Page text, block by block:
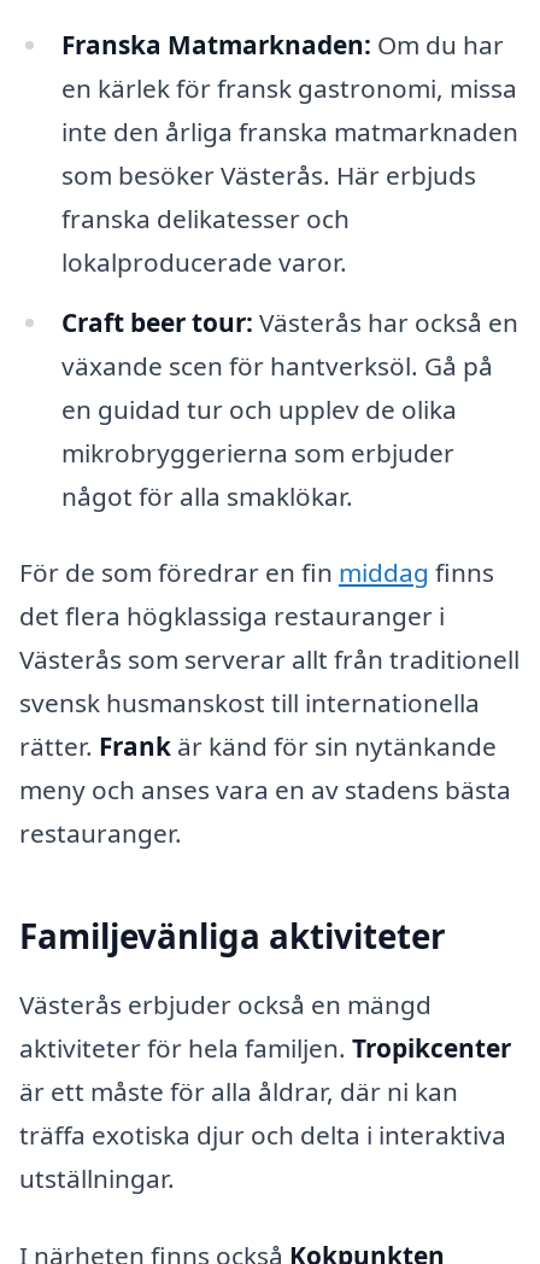
Franska Matmarknaden: Om du har
en kärlek för fransk gastronomi, missa
inte den årliga franska matmarknaden
som besöker Västerås. Här erbjuds
franska delikatesser och
lokalproducerade varor.
Craft beer tour: Västerås har också en
växande scen för hantverksöl. Gå på
en guidad tur och upplev de olika
mikrobryggerierna som erbjuder
något för alla smaklökar.
För de som föredrar en fin middag finns
det flera högklassiga restauranger i
Västerås som serverar allt från traditionell
svensk husmanskost till internationella
rätter. Frank är känd för sin nytänkande
meny och anses vara en av stadens bästa
restauranger.
Familjevänliga aktiviteter
Västerås erbjuder också en mängd
aktiviteter för hela familjen. Tropikcenter
är ett måste för alla åldrar, där ni kan
träffa exotiska djur och delta i interaktiva
utställningar.
I närheten finns också Kokpunkten